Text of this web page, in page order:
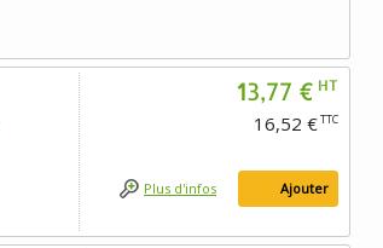
13,77 € HT
16,52 €TTC
Plus d'infos Ajouter